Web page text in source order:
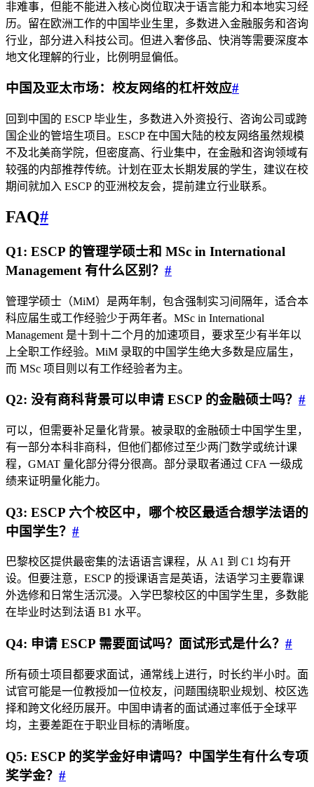
非难事，但能不能进入核心岗位取决于语言能力和本地实习经
历。留在欧洲工作的中国毕业生里，多数进入金融服务和咨询
行业，部分进入科技公司。但进入奢侈品、快消等需要深度本
地文化理解的行业，比例明显偏低。
中国及亚太市场：校友网络的杠杆效应#
回到中国的 ESCP 毕业生，多数进入外资投行、咨询公司或跨
国企业的管培生项目。ESCP 在中国大陆的校友网络虽然规模
不及北美商学院，但密度高、行业集中，在金融和咨询领域有
较强的内部推荐传统。计划在亚太长期发展的学生，建议在校
期间就加入 ESCP 的亚洲校友会，提前建立行业联系。
FAQ#
Q1: ESCP 的管理学硕士和 MSc in International
Management 有什么区别？ #
管理学硕士（MiM）是两年制，包含强制实习间隔年，适合本
科应届生或工作经验少于两年者。MSc in International
Management 是十到十二个月的加速项目，要求至少有半年以
上全职工作经验。MiM 录取的中国学生绝大多数是应届生，
而 MSc 项目则以有工作经验者为主。
Q2: 没有商科背景可以申请 ESCP 的金融硕士吗？ #
可以，但需要补足量化背景。被录取的金融硕士中国学生里，
有一部分本科非商科，但他们都修过至少两门数学或统计课
程，GMAT 量化部分得分很高。部分录取者通过 CFA 一级成
绩来证明量化能力。
Q3: ESCP 六个校区中，哪个校区最适合想学法语的
中国学生？ #
巴黎校区提供最密集的法语语言课程，从 A1 到 C1 均有开
设。但要注意，ESCP 的授课语言是英语，法语学习主要靠课
外选修和日常生活沉浸。入学巴黎校区的中国学生里，多数能
在毕业时达到法语 B1 水平。
Q4: 申请 ESCP 需要面试吗？面试形式是什么？ #
所有硕士项目都要求面试，通常线上进行，时长约半小时。面
试官可能是一位教授加一位校友，问题围绕职业规划、校区选
择和跨文化经历展开。中国申请者的面试通过率低于全球平
均，主要差距在于职业目标的清晰度。
Q5: ESCP 的奖学金好申请吗？中国学生有什么专项
奖学金？ #